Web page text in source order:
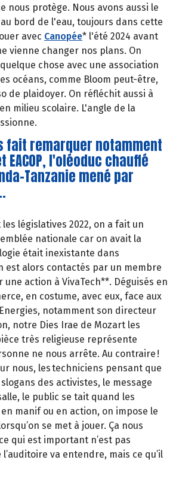
nous protège. Nous avons aussi le
bord de l'eau, toujours dans cette
avec Canopée* l'été 2024 avant
vienne changer nos plans. On
chose avec une association
océans, comme Bloom peut-être,
de plaidoyer. On réfléchit aussi à
milieu scolaire. L'angle de la
fait remarquer notamment
l'oléoduc chauffé
Tanzanie mené par
législatives 2022, on a fait un
nationale car on avait la
était inexistante dans
est alors contactés par un membre
une action à VivaTech**. Déguisés en
en costume, avec eux, face aux
notamment son directeur
notre Dies Irae de Mozart les
très religieuse représente
ne nous arrête. Au contraire !
nous, les techniciens pensant que
des activistes, le message
le public se tait quand les
manif ou en action, on impose le
se met à jouer. Ça nous
qui est important n’est pas
va entendre, mais ce qu’il